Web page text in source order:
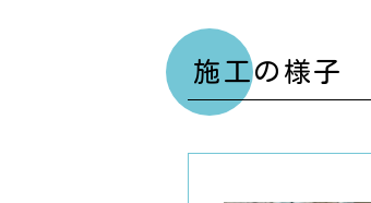
施工の様子